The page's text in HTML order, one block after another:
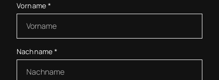
Vorname *
Nachname *